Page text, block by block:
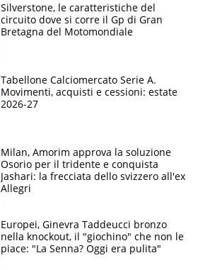
Silverstone, le caratteristiche del
circuito dove si corre il Gp di Gran
Bretagna del Motomondiale
Tabellone Calciomercato Serie A.
Movimenti, acquisti e cessioni: estate
2026-27
Milan, Amorim approva la soluzione
Osorio per il tridente e conquista
Jashari: la frecciata dello svizzero all'ex
Allegri
Europei, Ginevra Taddeucci bronzo
nella knockout, il "giochino" che non le
piace: "La Senna? Oggi era pulita"